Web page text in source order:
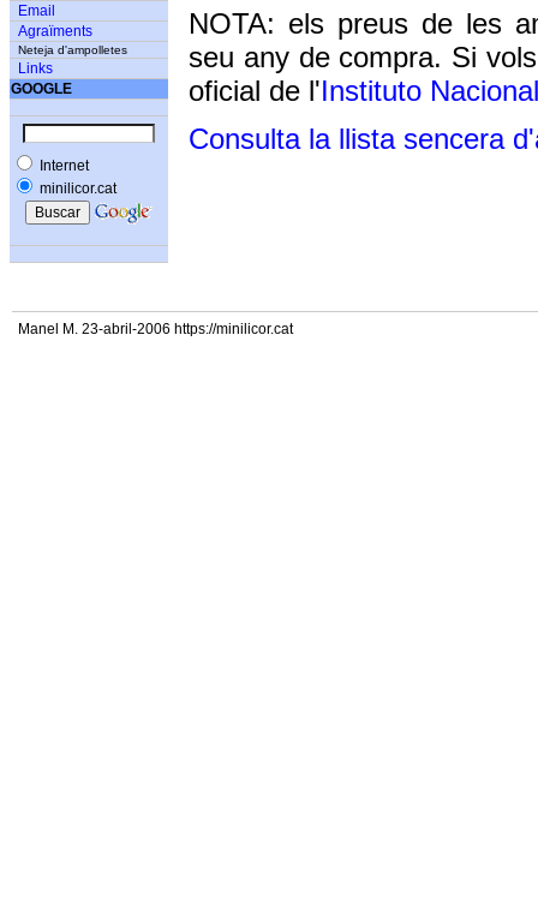
Email
Agraïments
Neteja d'ampolletes
Links
GOOGLE
Internet
minilicor.cat
NOTA: els preus de les
seu any de compra. Si
oficial de l'Instituto
Consulta la llista sencera
Manel M. 23-abril-2006 https://minilicor.cat